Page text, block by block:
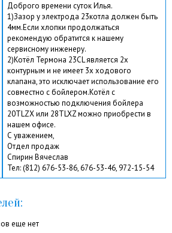
Доброго времени суток Илья.
1)Зазор у электрода 23котла должен быть
4мм.Если хлопки продолжаться
рекомендую обратится к нашему
сервисному инженеру.
2)Котёл Термона 23CL является 2х
контурным и не имеет 3х ходового
клапана, это исключает использование его
совместно с бойлером.Котёл с
возможностью подключения бойлера
20TLZX или 28TLXZ можно приобрести в
нашем офисе.
С уважением,
Отдел продаж
Спирин Вячеслав
Тел: (812) 676-53-86, 676-53-46, 972-15-54
еще нет